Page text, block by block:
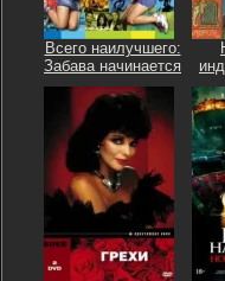
Всего наилучшего:
Забава начинается